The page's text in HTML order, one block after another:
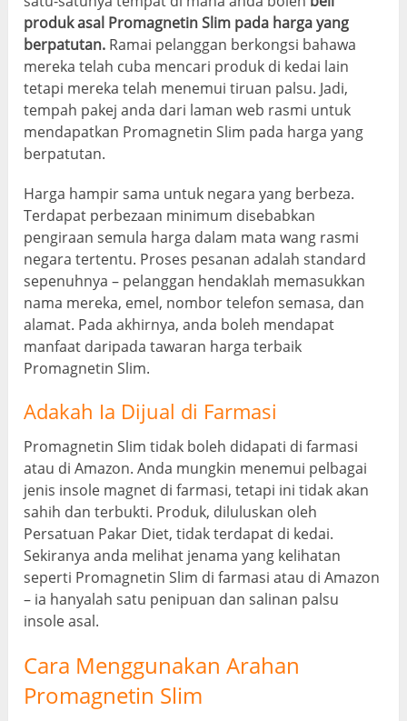
produk asal Promagnetin Slim pada harga yang
berpatutan. Ramai pelanggan berkongsi bahawa
mereka telah cuba mencari produk di kedai lain
tetapi mereka telah menemui tiruan palsu. Jadi,
tempah pakej anda dari laman web rasmi untuk
mendapatkan Promagnetin Slim pada harga yang
berpatutan.
Harga hampir sama untuk negara yang berbeza.
Terdapat perbezaan minimum disebabkan
pengiraan semula harga dalam mata wang rasmi
negara tertentu. Proses pesanan adalah standard
sepenuhnya – pelanggan hendaklah memasukkan
nama mereka, emel, nombor telefon semasa, dan
alamat. Pada akhirnya, anda boleh mendapat
manfaat daripada tawaran harga terbaik
Promagnetin Slim.
Adakah Ia Dijual di Farmasi
Promagnetin Slim tidak boleh didapati di farmasi
atau di Amazon. Anda mungkin menemui pelbagai
jenis insole magnet di farmasi, tetapi ini tidak akan
sahih dan terbukti. Produk, diluluskan oleh
Persatuan Pakar Diet, tidak terdapat di kedai.
Sekiranya anda melihat jenama yang kelihatan
seperti Promagnetin Slim di farmasi atau di Amazon
– ia hanyalah satu penipuan dan salinan palsu
insole asal.
Cara Menggunakan Arahan
Promagnetin Slim